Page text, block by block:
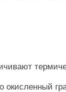
окисленный